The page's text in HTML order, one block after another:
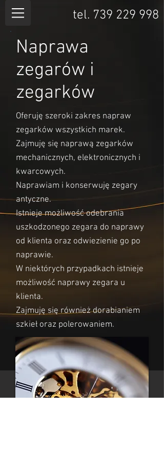
tel. 739 229 998
Naprawa
zegarów i
zegarków
Oferuję szeroki zakres napraw
zegarków wszystkich marek.
Zajmuję się naprawą zegarków
mechanicznych, elektronicznych i
kwarcowych.
Naprawiam i konserwuję zegary
antyczne.
Istnieje możliwość odebrania
uszkodzonego zegara do naprawy
od klienta oraz odwiezienie go po
naprawie.
W niektórych przypadkach istnieje
możliwość naprawy zegara u
klienta.
Zajmuję się również dorabianiem
szkieł oraz polerowaniem.